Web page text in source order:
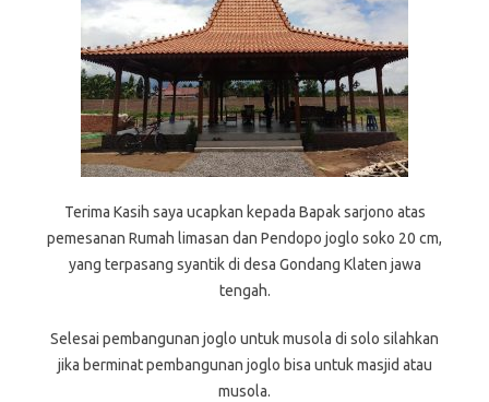
Terima Kasih saya ucapkan kepada Bapak sarjono atas
pemesanan Rumah limasan dan Pendopo joglo soko 20 cm,
yang terpasang syantik di desa Gondang Klaten jawa
tengah.
Selesai pembangunan joglo untuk musola di solo silahkan
jika berminat pembangunan joglo bisa untuk masjid atau
musola.